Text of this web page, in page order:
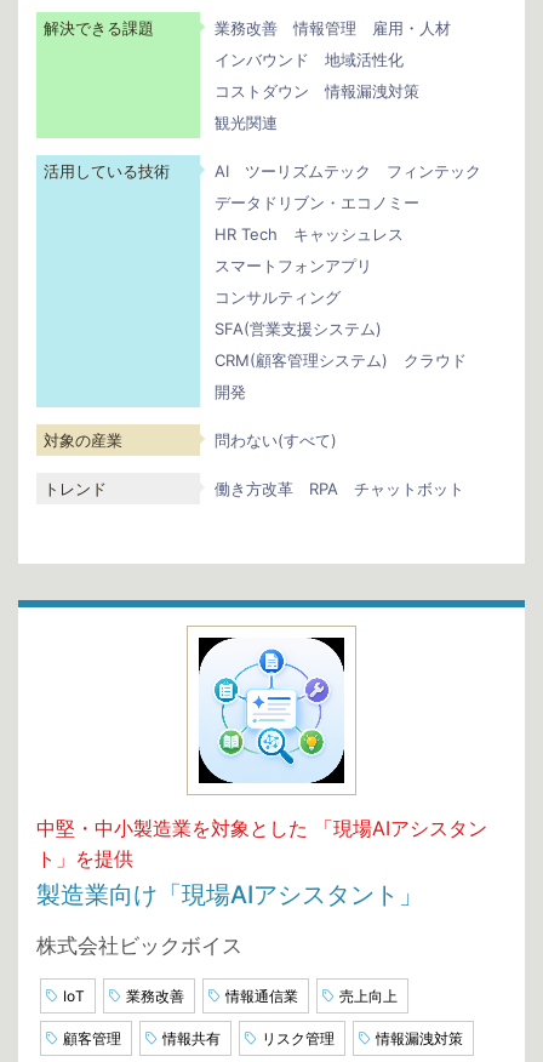
解決できる課題 業務改善 情報管理
雇用・人材
インバウンド
地域活性化
コストダウン
情報漏洩対策
観光関連
活用している技術 AI ツーリズムテック
フィンテック
データドリブン・エコノミー
HR Tech
キャッシュレス
スマートフォンアプリ
コンサルティング
SFA(営業支援システム)
CRM(顧客管理システム)
クラウド
開発
対象の産業 問わない(すべて)
トレンド 働き方改革 RPA チャットボット
中堅・中小製造業を対象とした 「現場AIアシスタン
ト」を提供
製造業向け「現場AIアシスタント」
株式会社ビックボイス
IoT 業務改善 情報通信業 売上向上
顧客管理 情報共有 リスク管理 情報漏洩対策